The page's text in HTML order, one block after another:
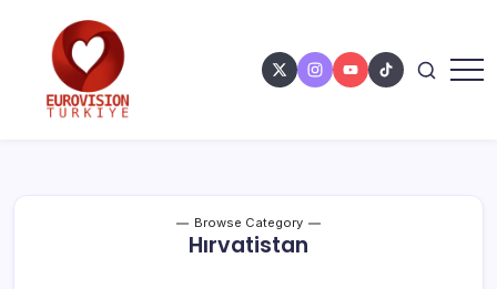
Browse Category
Hırvatistan